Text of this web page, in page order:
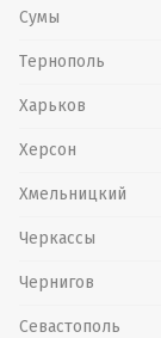
Сумы
Тернополь
Харьков
Херсон
Хмельницкий
Черкассы
Чернигов
Севастополь